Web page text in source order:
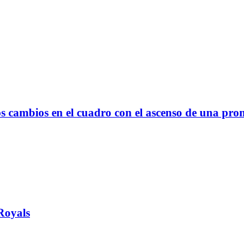
en el cuadro con el ascenso de una